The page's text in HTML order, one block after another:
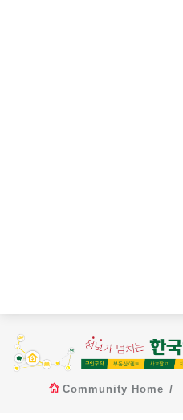
Community Home